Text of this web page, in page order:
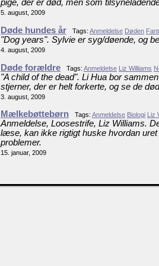
pige, der er død, men som
5. august, 2009
Døde hundes år Tags: Anmeldelse Døden
"Dog years". Sylvie er syg/døende, og
4. august, 2009
Døde forældre Tags: Anmeldelse Liz Williams
"A child of the dead". Li Hua bor
stjerner, der er helt forkerte, og se de
3. august, 2009
Mælkebøttebørn Tags: Anmeldelse Biologi Liz
Anmeldelse, Loosestrife, Liz Williams.
læse, kan ikke rigtigt huske hvordan
problemer.
15. januar, 2009